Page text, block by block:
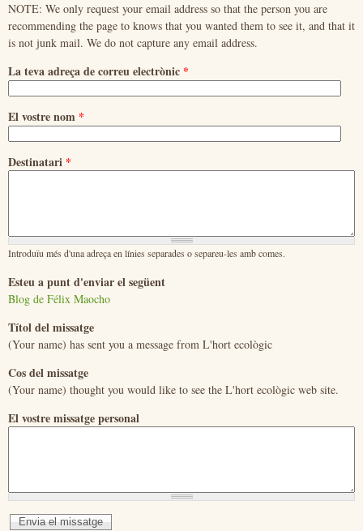
NOTE: We only request your email address so that the person you are
recommending the page to knows that you wanted them to see it, and that it
is not junk mail. We do not capture any email address.
La teva adreça de correu electrònic *
El vostre nom *
Destinatari *
Introduïu més d'una adreça en línies separades o separeu-les amb comes.
Esteu a punt d'enviar el següent
Blog de Félix Maocho
Títol del missatge
(Your name) has sent you a message from L'hort ecològic
Cos del missatge
(Your name) thought you would like to see the L'hort ecològic web site.
El vostre missatge personal